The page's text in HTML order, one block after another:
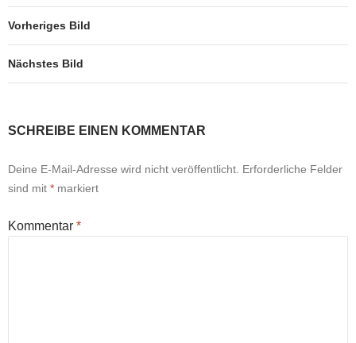
Vorheriges Bild
Nächstes Bild
SCHREIBE EINEN KOMMENTAR
Deine E-Mail-Adresse wird nicht veröffentlicht. Erforderliche Felder
sind mit * markiert
Kommentar *